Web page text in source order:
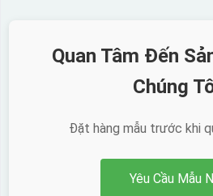
Quan Tâm Đến
Chúng
Đặt hàng mẫu trước khi
Yêu Cầu Mẫu